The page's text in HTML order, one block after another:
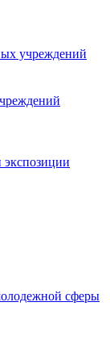
учреждений
сферы